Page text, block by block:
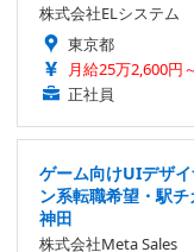
株式会社ELシステム
東京都
月給25万2,600円
正社員
ゲーム向けUIデザ
ン系転職希望・駅
神田
株式会社Meta Sales